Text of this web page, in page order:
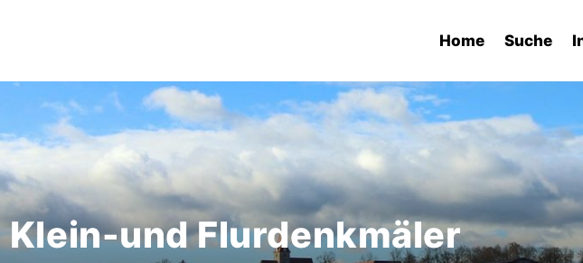
Home Suche
Klein-und Flurdenkmäler